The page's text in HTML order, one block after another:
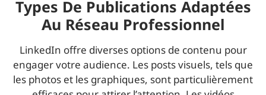
Types De Publications Adaptées
Au Réseau Professionnel
LinkedIn offre diverses options de contenu pour
engager votre audience. Les posts visuels, tels que
les photos et les graphiques, sont particulièrement